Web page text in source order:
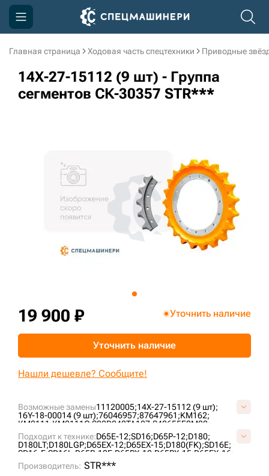
Главная страница Ходовая часть спецтехники Приводные
14X-27-15112 (9 шт) - Группа
сегментов СК-30357 STR***
Возможные замены11120005;14X-27-15112 (9 шт);
16Y-18-00014 (9 шт);76046957;87647961;KM162;
KM2111;KM2111C;S02D040TA127;S40655F0M00;
US203K527;
VKM162V;VS4065F5;
Подходит к технике:D65E-12;SD16;D65P-12;D180;
D180LT;D180LGP;D65EX-12;D65EX-15;D180(FK);SD16E;
SD16-F;SD16L;D65P-12E;D65PX-12;D65PX-15;D65EX-16;
D180XLT;
D65EX-15E0;D85E-SS-2;
CLG B160C;SEM816 ;
Производитель: STR***
19 900 ₽ Уточнить наличие
Уточнить наличие
Нашли дешевле? Сообщите!
Компания
Акции
3D тур по производству
3D тур по складам
sksale@skdst.ru